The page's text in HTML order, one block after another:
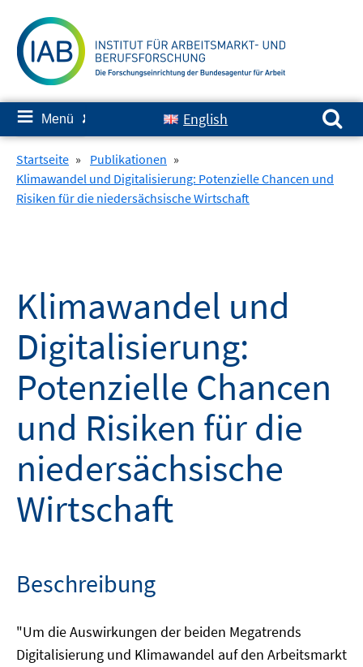
zum
Inhalt
≡ Menü ✘ English
Suchen nach:
Startseite » Publikationen »
Klimawandel und Digitalisierung: Potenzielle Chancen und
Risiken für die niedersächsische Wirtschaft
Klimawandel und
Digitalisierung:
Potenzielle Chancen
und Risiken für die
niedersächsische
Wirtschaft
Beschreibung
"Um die Auswirkungen der beiden Megatrends
Digitalisierung und Klimawandel auf den Arbeitsmarkt